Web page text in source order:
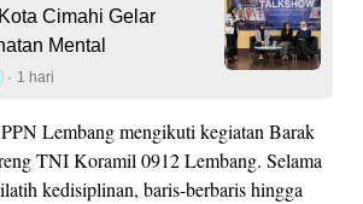
Cimahi Gelar
Mental
1 hari
Lembang mengikuti kegiatan Barak
TNI Koramil 0912 Lembang. Selama
kedisiplinan, baris-berbaris hingga